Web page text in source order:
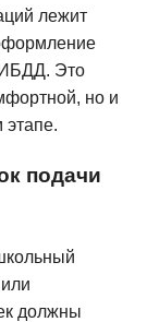
лежит
Это
но и
этапе.
подачи
должны